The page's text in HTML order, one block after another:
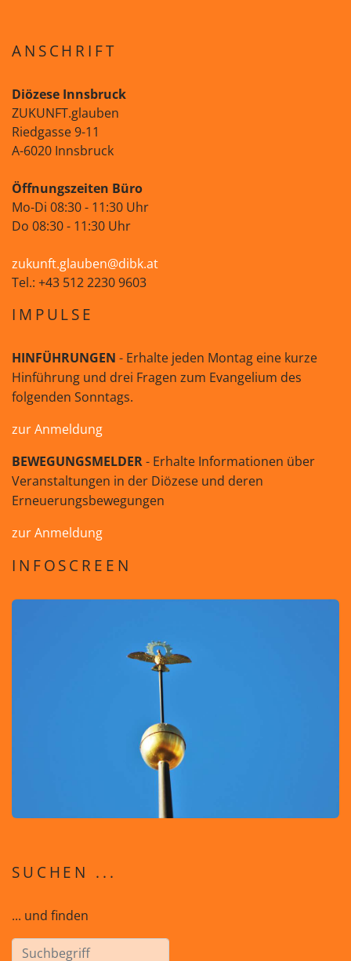
ANSCHRIFT
Diözese Innsbruck
ZUKUNFT.glauben
Riedgasse 9-11
A-6020 Innsbruck
Öffnungszeiten Büro
Mo-Di 08:30 - 11:30 Uhr
Do 08:30 - 11:30 Uhr
zukunft.glauben@dibk.at
Tel.: +43 512 2230 9603
IMPULSE
HINFÜHRUNGEN - Erhalte jeden Montag eine kurze
Hinführung und drei Fragen zum Evangelium des
folgenden Sonntags.
zur Anmeldung
BEWEGUNGSMELDER- Erhalte Informationen über
Veranstaltungen in der Diözese und deren
Erneuerungsbewegungen
zur Anmeldung
INFOSCREEN
SUCHEN ...
... und finden